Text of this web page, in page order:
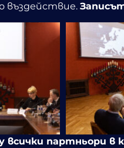
въздействие.
партньори в